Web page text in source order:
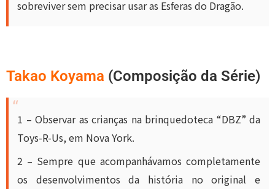
sobreviver sem precisar usar as Esferas do Dragão.
Takao Koyama (Composição da Série)
1 – Observar as crianças na brinquedoteca “DBZ” da
Toys-R-Us, em Nova York.
2 – Sempre que acompanhávamos completamente
os desenvolvimentos da história no original e